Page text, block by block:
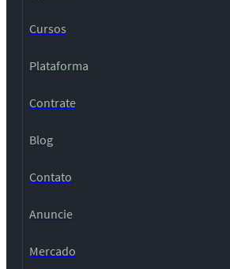
Cursos
Plataforma
Contrate
Blog
Contato
Anuncie
Mercado